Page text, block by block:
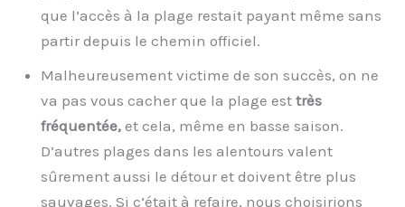
que l’accès à la plage restait payant même sans
partir depuis le chemin officiel.
Malheureusement victime de son succès, on ne
va pas vous cacher que la plage est très
fréquentée, et cela, même en basse saison.
D’autres plages dans les alentours valent
sûrement aussi le détour et doivent être plus
sauvages. Si c’était à refaire, nous choisirions